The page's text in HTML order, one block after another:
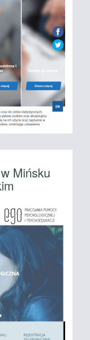
Mińsku